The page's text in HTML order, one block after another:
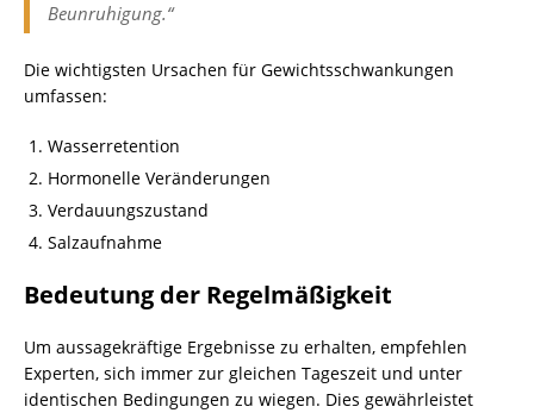
Beunruhigung.“
Die wichtigsten Ursachen für Gewichtsschwankungen
umfassen:
Wasserretention
Hormonelle Veränderungen
Verdauungszustand
Salzaufnahme
Bedeutung der Regelmäßigkeit
Um aussagekräftige Ergebnisse zu erhalten, empfehlen
Experten, sich immer zur gleichen Tageszeit und unter
identischen Bedingungen zu wiegen. Dies gewährleistet